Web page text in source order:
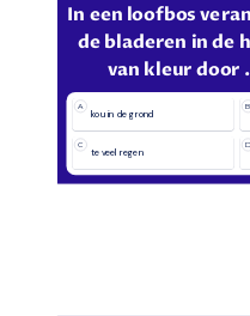
In een loofbos
de bladeren in de
van kleur door
A
kou in de grond
B
C
te veel regen
D